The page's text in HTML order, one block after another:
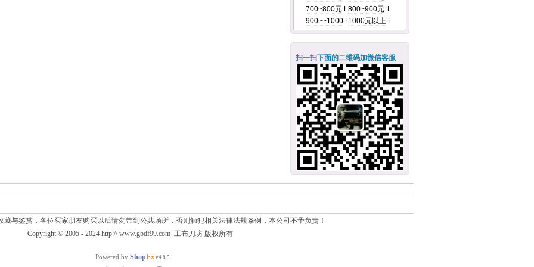
700~800元‖ 800~900元‖
900~~1000‖ 1000元以上‖
扫一扫下面的二维码加微信客服
与鉴赏，各位买家朋友购买以后请勿带到公共场所，否则触犯相关法律法规条例，本公司不予负责！
Copyright © 2005 - 2024 http:// www.gbdf99.com 工布刀坊 版权所有
Powered by ShopEx v4.8.5